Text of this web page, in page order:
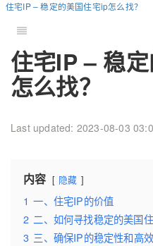
住宅IP – 稳定的美国住宅ip怎么找？
住宅IP – 稳
怎么找？
Last updated: 2023-08-03
内容 隐藏
1 一、住宅IP的价值
2 二、如何寻找稳定的美国
3 三、确保IP的稳定性和高